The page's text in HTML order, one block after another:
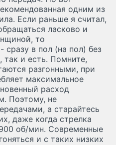
одним из
Если раньше я считал,
ласково и
то
сразу в пол (на пол) без
так и есть. Помните,
разгонными, при
максимальное
расход
Поэтому, не
а старайтесь
даже когда стрелка
об/мин. Современные
и с таких низких